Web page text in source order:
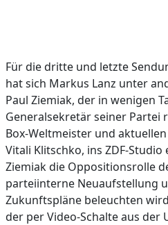
Für die dritte und letzte
hat sich Markus Lanz unter
Paul Ziemiak, der in wenigen
Generalsekretär seiner Partei
Box-Weltmeister und
Vitali Klitschko, ins ZDF-
Ziemiak die Oppositionsrolle
parteiinterne Neuaufstellung
Zukunftspläne beleuchten
der per Video-Schalte aus der